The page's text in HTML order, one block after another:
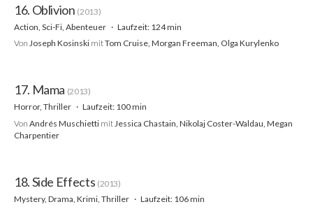
16. Oblivion (2013)
Action, Sci-Fi, Abenteuer
Laufzeit: 124 min
Von Joseph Kosinski mitTom Cruise, Morgan Freeman, Olga Kurylenko
17. Mama (2013)
Horror, Thriller
Laufzeit: 100 min
Von Andrés Muschietti mit Jessica Chastain, Nikolaj Coster-Waldau, Megan
Charpentier
18. Side Effects (2013)
Mystery, Drama, Krimi, Thriller
Laufzeit: 106 min